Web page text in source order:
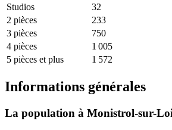
Studios
32
2 pièces
233
3 pièces
750
4 pièces
1 005
5 pièces et plus
1 572
Informations générales
La population à Monistrol-sur-